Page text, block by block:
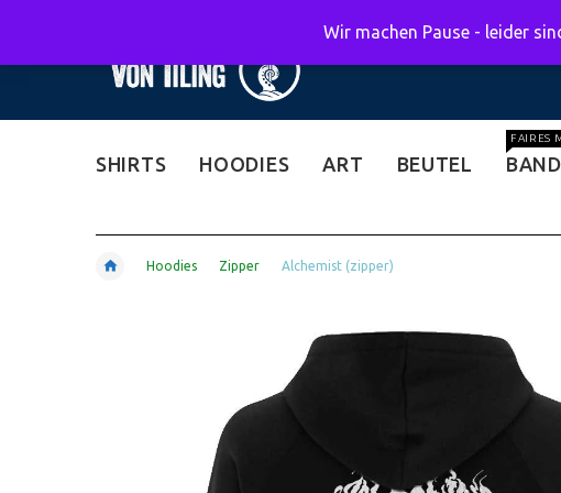
SHIRTS HOODIES ART BEUTEL
FAIRES
Hoodies Zipper Alchemist (zipper)
Wir machen Pause - leider